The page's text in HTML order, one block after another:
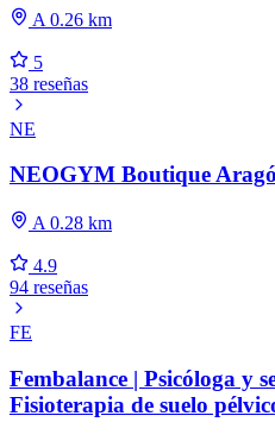
A 0.26 km
5
38 reseñas
NE
NEOGYM Boutique
A 0.28 km
4.9
94 reseñas
FE
Fembalance | Psicóloga y
Fisioterapia de suelo